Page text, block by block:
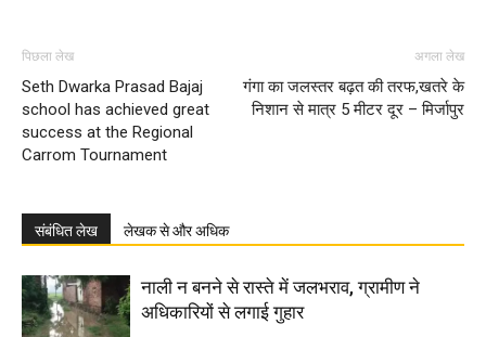
पिछला लेख
Seth Dwarka Prasad Bajaj
school has achieved great
success at the Regional
Carrom Tournament
अगला लेख
गंगा का जलस्तर बढ़त की तरफ,खतरे के
निशान से मात्र 5 मीटर दूर – मिर्जापुर
संबंधित लेख लेखक से और अधिक
नाली न बनने से रास्ते में जलभराव, ग्रामीण ने
अधिकारियों से लगाई गुहार